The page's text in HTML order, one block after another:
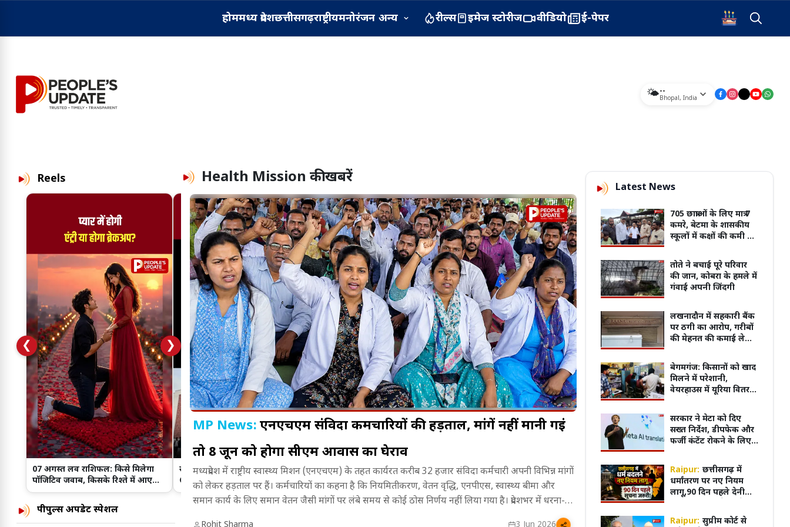
होममध्य प्रदेशछत्तीसगढ़राष्ट्रीयमनोरंजन अन्य रील्स इमेज स्टोरीज वीडियो ई-पेपर
🌤️--
Bhopal, India
Reels
07 अगस्त लव राशिफल: किसे मिलेगा
पॉजिटिव जवाब, किसके रिश्ते में आएगा
आज नया मोड़
संगीत, संस्कृति और नृत्य...! BRICS
Cultural Event में झूम उठा भोपाल
महाभारत में भीम का किरदार निभाने के
लिए सौरव गुर्जर ने खुद को कैसे पूरी तरह
बदला?
ट्रेलर के बाद बढ़ा क्रेज...! फिल्म
'Batwara 1947' के प्रमोशन के लिए
Ahmedabad पहुंचे Sunny Deol
भोपाल में दुकानें सील, व्यापारियों का
फूटा गुस्सा, नगर निगम के खिलाफ
जोरदार प्रदर्शन
❮ ❯
पीपुल्स अपडेट स्पेशल
Health Mission की खबरें
MP News: एनएचएम संविदा कर्मचारियों की हड़ताल, मांगें नहीं मानी गईं
तो 8 जून को होगा सीएम आवास का घेराव
मध्यप्रदेश में राष्ट्रीय स्वास्थ्य मिशन (एनएचएम) के तहत कार्यरत करीब 32 हजार संविदा कर्मचारी अपनी विभिन्न मांगों
को लेकर हड़ताल पर हैं। कर्मचारियों का कहना है कि नियमितीकरण, वेतन वृद्धि, एनपीएस, स्वास्थ्य बीमा और
समान कार्य के लिए समान वेतन जैसी मांगों पर लंबे समय से कोई ठोस निर्णय नहीं लिया गया है। प्रदेशभर में धरना-
प्रदर्शन के माध्यम से कर्मचारी अपनी आवाज शासन तक पहुंचाने का प्रयास कर रहे हैं। उनका आरोप है कि संविदा नीति
Latest News
705 छात्राओं के लिए मात्र 7
कमरे, बेटमा के शासकीय
स्कूलों में कक्षों की कमी पर
तोते ने बचाई पूरे परिवार
की जान, कोबरा के हमले में
गंवाई अपनी जिंदगी
लखनादौन में सहकारी बैंक
पर ठगी का आरोप, गरीबों
की मेहनत की कमाई लेकर
बेगमगंज: किसानों को खाद
मिलने में परेशानी,
वेयरहाउस में यूरिया वितरण
व्यवस्था में साठगांठ का
आरोप
सरकार ने मेटा को दिए
सख्त निर्देश, डीपफेक और
फर्जी कंटेंट रोकने के लिए
मांग
Raipur: छत्तीसगढ़ में
धर्मांतरण पर नए नियम
लागू,90 दिन पहले देनी
ऑनलाइन रिकॉर्ड में
Raipur: सुप्रीम कोर्ट से